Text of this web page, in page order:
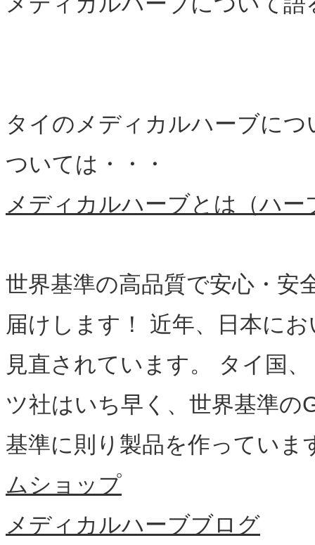
タイのメディカルハーブに
ついては・・・
メディカルハーブとは（ハー
世界基準の高品質で安心・安
届けします！ 近年、日本に
見直されています。 タイ国
ツ社はいち早く、世界基準の
基準に則り製品を作っていま
ムショップ
メディカルハーブブログ